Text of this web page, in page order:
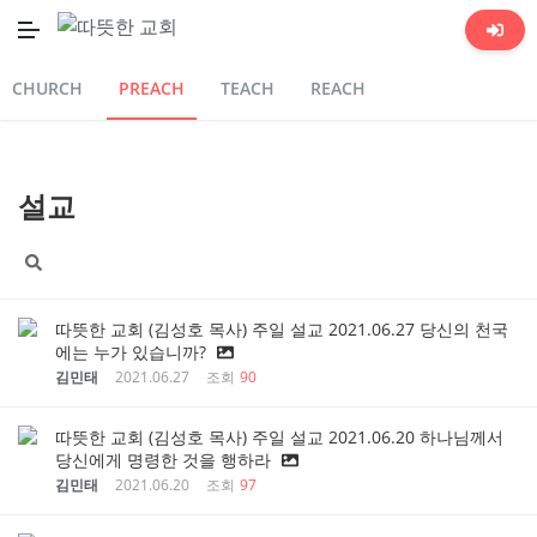
CHURCH PREACH TEACH REACH
설교
따뜻한 교회 (김성호 목사) 주일 설교 2021.06.27 당신의 천국
에는 누가 있습니까?
김민태 2021.06.27 조회 90
따뜻한 교회 (김성호 목사) 주일 설교 2021.06.20 하나님께서
당신에게 명령한 것을 행하라
김민태 2021.06.20 조회 97